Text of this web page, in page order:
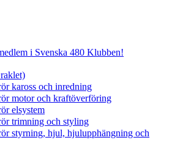
i Svenska 480 Klubben!
kaross och inredning
motor och kraftöverföring
elsystem
trimning och styling
styrning, hjul, hjulupphängning och